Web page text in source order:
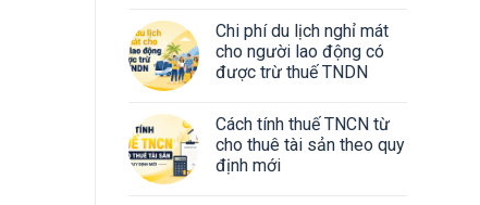
Chi phí du lịch nghỉ mát
cho người lao động có
được trừ thuế TNDN
Cách tính thuế TNCN từ
cho thuê tài sản theo quy
định mới